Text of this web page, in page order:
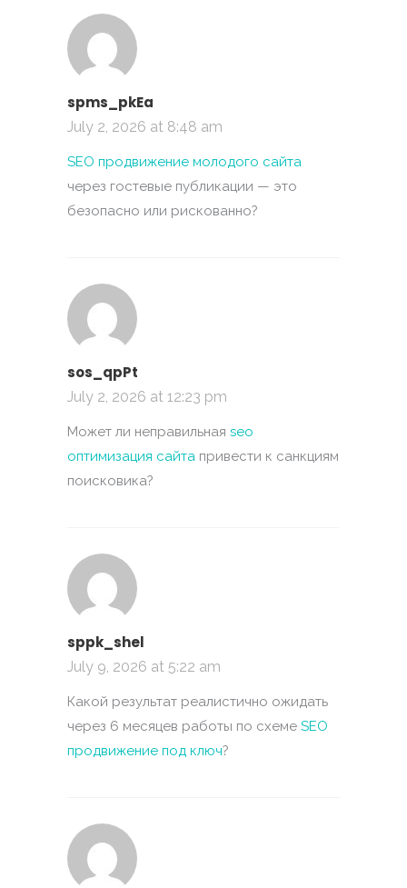
spms_pkEa
July 2, 2026 at 8:48 am
SEO продвижение молодого сайта
через гостевые публикации — это
безопасно или рискованно?
sos_qpPt
July 2, 2026 at 12:23 pm
Может ли неправильная seo
оптимизация сайта привести к санкциям
поисковика?
sppk_shel
July 9, 2026 at 5:22 am
Какой результат реалистично ожидать
через 6 месяцев работы по схеме SEO
продвижение под ключ?